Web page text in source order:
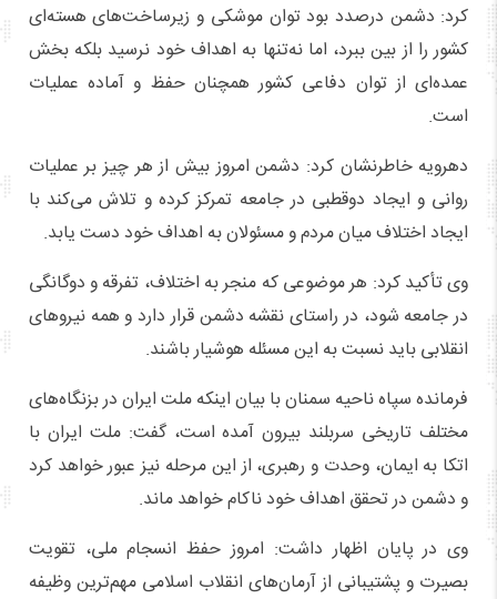
کرد: دشمن درصدد بود توان موشکی و زیرساخت‌های هسته‌ای
کشور را از بین ببرد، اما نه‌تنها به اهداف خود نرسید بلکه بخش
عمده‌ای از توان دفاعی کشور همچنان حفظ و آماده عملیات
است.
دهرویه خاطرنشان کرد: دشمن امروز بیش از هر چیز بر عملیات
روانی و ایجاد دوقطبی در جامعه تمرکز کرده و تلاش می‌کند با
ایجاد اختلاف میان مردم و مسئولان به اهداف خود دست یابد.
وی تأکید کرد: هر موضوعی که منجر به اختلاف، تفرقه و دوگانگی
در جامعه شود، در راستای نقشه دشمن قرار دارد و همه نیروهای
انقلابی باید نسبت به این مسئله هوشیار باشند.
فرمانده سپاه ناحیه سمنان با بیان اینکه ملت ایران در بزنگاه‌های
مختلف تاریخی سربلند بیرون آمده است، گفت: ملت ایران با
اتکا به ایمان، وحدت و رهبری، از این مرحله نیز عبور خواهد کرد
و دشمن در تحقق اهداف خود ناکام خواهد ماند.
وی در پایان اظهار داشت: امروز حفظ انسجام ملی، تقویت
بصیرت و پشتیبانی از آرمان‌های انقلاب اسلامی مهم‌ترین وظیفه